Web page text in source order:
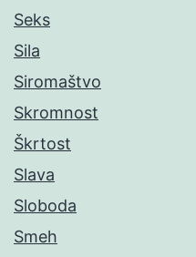
Seks
Sila
Siromaštvo
Skromnost
Škrtost
Slava
Sloboda
Smeh